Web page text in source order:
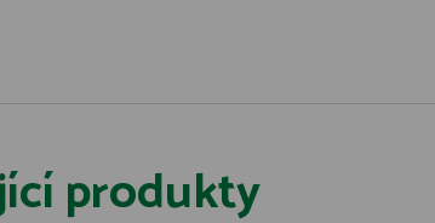
produkty